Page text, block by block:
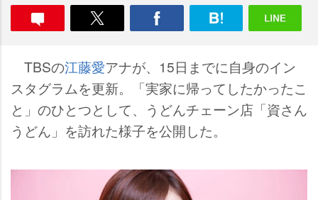
TBSの江藤愛アナが、15日までに自身のイン
スタグラムを更新。「実家に帰ってしたかったこ
と」のひとつとして、うどんチェーン店「資さん
うどん」を訪れた様子を公開した。